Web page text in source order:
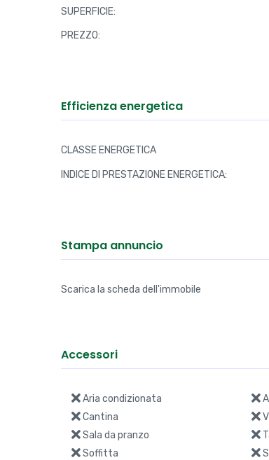
SUPERFICIE:
PREZZO:
Efficienza energetica
CLASSE ENERGETICA
INDICE DI PRESTAZIONE ENERGETICA:
Stampa annuncio
Scarica la scheda dell'immobile
Accessori
Aria condizionata
Cantina
Sala da pranzo
Soffitta